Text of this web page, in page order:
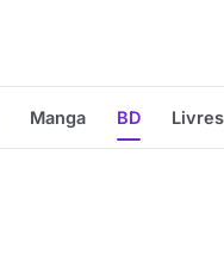
Manga BD Livres